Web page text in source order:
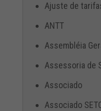
Ajuste de
ANTT
Assembléia
Assessoria de
Associado
Associado